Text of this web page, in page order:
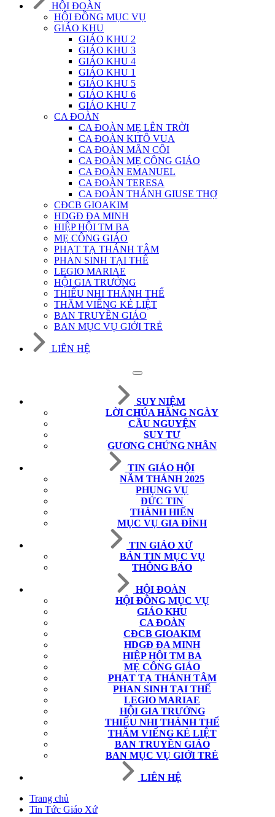
HỘI ĐOÀN
HỘI ĐỒNG MỤC VỤ
GIÁO KHU
GIÁO KHU 2
GIÁO KHU 3
GIÁO KHU 4
GIÁO KHU 1
GIÁO KHU 5
GIÁO KHU 6
GIÁO KHU 7
CA ĐOÀN
CA ĐOÀN MẸ LÊN TRỜI
CA ĐOÀN KITÔ VUA
CA ĐOÀN MÂN CÔI
CA ĐOÀN MẸ CÔNG GIÁO
CA ĐOÀN EMANUEL
CA ĐOÀN TERESA
CA ĐOÀN THÁNH GIUSE THỢ
CĐCB GIOAKIM
HDGĐ ĐA MINH
HIỆP HỘI TM BA
MẸ CÔNG GIÁO
PHẠT TẠ THÁNH TÂM
PHAN SINH TẠI THẾ
LEGIO MARIAE
HỘI GIA TRƯỞNG
THIẾU NHI THÁNH THỂ
THĂM VIẾNG KẺ LIỆT
BAN TRUYỀN GIÁO
BAN MỤC VỤ GIỚI TRẺ
LIÊN HỆ
SUY NIỆM
LỜI CHÚA HẰNG NGÀY
CẦU NGUYỆN
SUY TƯ
GƯƠNG CHỨNG NHÂN
TIN GIÁO HỘI
NĂM THÁNH 2025
PHỤNG VỤ
ĐỨC TIN
THÁNH HIẾN
MỤC VỤ GIA ĐÌNH
TIN GIÁO XỨ
BẢN TIN MỤC VỤ
THÔNG BÁO
HỘI ĐOÀN
HỘI ĐỒNG MỤC VỤ
GIÁO KHU
CA ĐOÀN
CĐCB GIOAKIM
HDGĐ ĐA MINH
HIỆP HỘI TM BA
MẸ CÔNG GIÁO
PHẠT TẠ THÁNH TÂM
PHAN SINH TẠI THẾ
LEGIO MARIAE
HỘI GIA TRƯỞNG
THIẾU NHI THÁNH THỂ
THĂM VIẾNG KẺ LIỆT
BAN TRUYỀN GIÁO
BAN MỤC VỤ GIỚI TRẺ
LIÊN HỆ
Trang chủ
Tin Tức Giáo Xứ